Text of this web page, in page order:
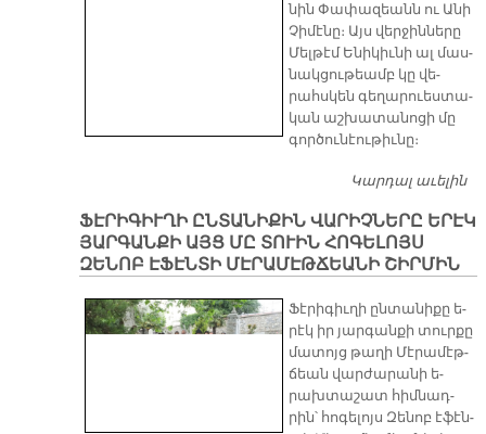
նին Փա­փա­զեանն ու Ա­նի
Չի­մէ­նը։ Այս վեր­ջին­նե­րը
Մել­թէմ Ե­նի­կիւ­նի ալ մաս­
նակ­ցու­թեամբ կը վե­
րահս­կեն գե­ղա­րուես­տա­
կան աշ­խա­տա­նո­ցի մը
գոր­ծու­նէու­թիւ­նը։
Կարդալ աւելին
ՖԷՐԻԳԻՒՂԻ ԸՆՏԱՆԻՔԻՆ ՎԱՐԻՉՆԵՐԸ ԵՐԷԿ
ՅԱՐԳԱՆՔԻ ԱՅՑ ՄԸ ՏՈՒԻՆ ՀՈԳԵԼՈՅՍ
ԶԵՆՈԲ ԷՖԷՆՏԻ ՄԷՐԱՄԷԹՃԵԱՆԻ ՇԻՐՄԻՆ
Ֆէ­րի­գիւ­ղի ըն­տա­նի­քը ե­
րէկ իր յար­գան­քի տուր­քը
մա­տոյց թա­ղի Մէ­րա­մէթ­
ճեան վար­ժա­րա­նի ե­
րախ­տա­շատ հիմ­նադ­
րին՝ հո­գե­լոյս Զե­նոբ է­ֆէն­